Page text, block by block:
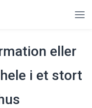
eller
i et stort